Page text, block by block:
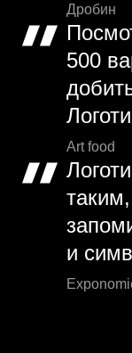
Дробин
500
Art food
и